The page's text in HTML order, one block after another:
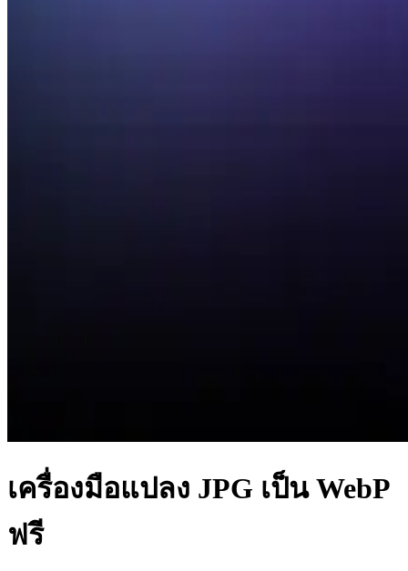
เครื่องมือแปลง JPG เป็น WebP
ฟรี